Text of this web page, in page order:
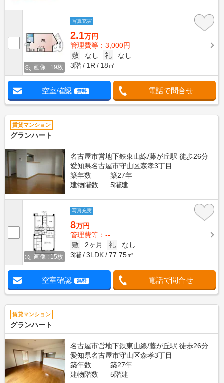
画像 : 19枚
写真充実
2.1万円
管理費等：3,000円
敷
なし 礼
なし
3階
1R 18㎡
空室確認 無料 電話で問合せ
賃貸マンション
グランハート
名古屋市営地下鉄東山線/藤が丘駅 徒歩26分
愛知県名古屋市守山区森孝3丁目
築年数
築27年
建物階数
5階建
画像 : 15枚
写真充実
8万円
管理費等：--
敷
2ヶ月 礼
なし
3階
3LDK 77.75㎡
空室確認 無料 電話で問合せ
賃貸マンション
グランハート
名古屋市営地下鉄東山線/藤が丘駅 徒歩26分
愛知県名古屋市守山区森孝3丁目
築年数
築27年
建物階数
5階建